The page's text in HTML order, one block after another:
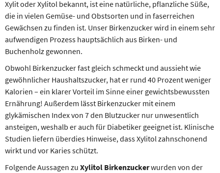
Xylit oder Xylitol bekannt, ist eine natürliche, pflanzliche Süße,
die in vielen Gemüse- und Obst­sorten und in faserreichen
Gewächsen zu finden ist. Unser Birkenzucker wird in einem sehr
aufwendigen Prozess hauptsächlich aus Birken- und
Buchenholz gewonnen.
Obwohl Birkenzucker fast gleich schmeckt und aussieht wie
gewöhnlicher Haushaltszucker, hat er rund 40 Prozent weniger
Kalorien – ein klarer Vorteil im Sinne einer gewichtsbewussten
Ernährung! Außerdem lässt Birkenzucker mit einem
glykämischen Index von 7 den Blutzucker nur unwesentlich
ansteigen, weshalb er auch für Diabetiker geeignet ist. Klinische
Studien liefern überdies Hinweise, dass Xylitol zahnschonend
wirkt und vor Karies schützt.
Folgende Aussagen zu Xylitol Birkenzuckerwurden von der